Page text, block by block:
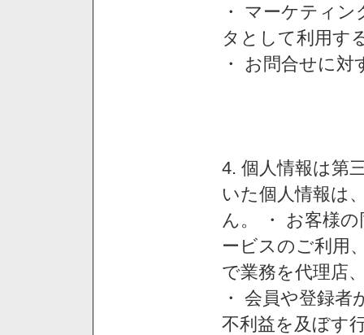
・ マーケティ
タとして利用す
・ お問合せに
4. 個人情報は第
いた個人情報は
ん。 ・ お客様
ービスのご利用
で業務を代理店
・ 会員や登録
不利益を及ぼす